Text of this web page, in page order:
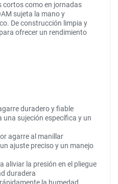
como en jornadas
sujeta la mano y
De construcción limpia y
ofrecer un rendimiento
duradero y fiable
una sujeción específica y un
agarre al manillar
un ajuste preciso y un manejo
aliviar la presión en el pliegue
duradera